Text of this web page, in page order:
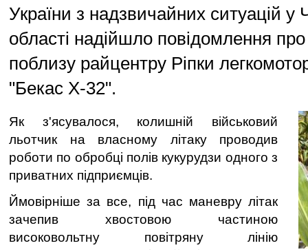
України з надзвичайних ситуацій у
області надійшло повідомлення про
поблизу райцентру Ріпки
"Бекас Х-32".
Як з'ясувалося, колишній військовий
льотчик на власному літаку проводив
роботи по обробці полів кукурудзи одного з
приватних підприємців.
Ймовірніше за все, під час маневру літак
зачепив хвостовою частиною
високовольтну повітряну лінію